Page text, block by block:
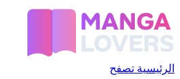
الرئيسية تصفح